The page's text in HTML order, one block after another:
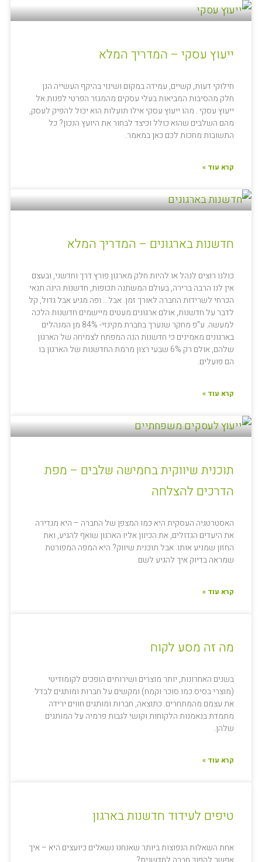
ייעוץ עסקי – המדריך המלא
חילוקי דעות, קשיים, עמידה במקום ושינוי בהיקף העשייה הנן
חלק מהסיבות המביאות בעלי עסקים מהמגזר הפרטי לפנות אל
ייעוץ עסקי . מהו ייעוץ עסקי אילו תועלות הוא יכול להפיק לעסק,
מהם השלבים שהוא כולל וכיצד לבחור את היועץ הנכון? כל
התשובות מחכות לכם כאן במאמר.
קרא עוד »
חדשנות בארגונים – המדריך המלא
כולנו רוצים לנהל או להיות חלק מארגון פורץ דרך וחדשני, ובעצם
אין לנו הרבה ברירה, בעולם המשתנה תכופות, חדשנות הינה תנאי
הכרחי לשרידות החברה לאורך זמן. אבל… ופה מגיע אבל גדול, קל
לדבר על חדשנות, אולם ארגונים מעטים מיישמים חדשנות הלכה
למעשה. ע"פ מחקר שנערך בחברת מקינזי- 84% מן המנהלים
בארגונים מאמינים כי חדשנות הנה המפתח לצמיחה של הארגון
שלהם, אולם רק 6% שבעי רצון מרמת החדשנות של הארגון בו
הם פועלים.
קרא עוד »
תוכנית שיווקית בחמישה שלבים – מפת
הדרכים להצלחה
האסטרטגיה העסקית היא כמו המצפן של החברה – היא מגדירה
את היעדים הגדולים, את הכיוון אליו הארגון שואף להגיע, ואת
החזון שמניע אותו. אבל תוכנית שיווק? היא המפה המפורטת
שמראה בדיוק איך להגיע לשם.
קרא עוד »
מה זה מסע לקוח
בשנים האחרונות, יותר מוצרים ושירותים הופכים לקומודיטי
(מוצרי בסיס כמו סוכר וקמח) ומקשים על חברות ומותגים לבדל
את עצמם מהמתחרים. כתוצאה, חברות ומותגים חווים ירידה
מתמדת בנאמנות הלקוחות וקושי לגבות פרמיה על המותגים
שלהן.
קרא עוד »
טיפים לעידוד חדשנות בארגון
אחת השאלות הנפוצות ביותר שאנחנו נשאלים כיועצים היא – איך